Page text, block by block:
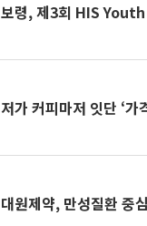
보령, 제3회 HIS
저가 커피마저 잇단 ‘가
대원제약, 만성질환 중